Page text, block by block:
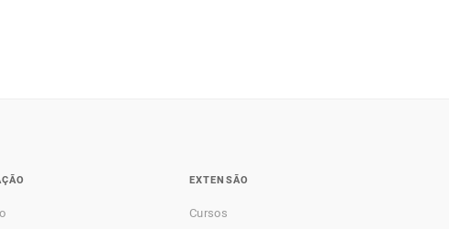
EXTENSÃO
Cursos